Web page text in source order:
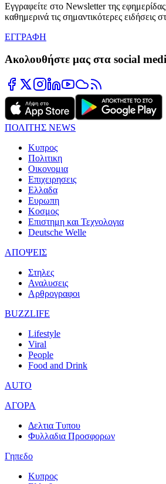
Εγγραφείτε στο Newsletter της
καθημερινά τις σημαντικότερες ειδήσεις
ΕΓΓΡΑΦΗ
Ακολουθήστε μας στα social
ΠΟΛΙΤΗΣ NEWS
Κυπρος
Πολιτικη
Οικονομια
Επιχειρησεις
Ελλαδα
Ευρωπη
Κοσμος
Επιστημη και Τεχνολογια
Deutsche Welle
ΑΠΟΨΕΙΣ
Στηλες
Αναλυσεις
Αρθρογραφοι
BUZZLIFE
Lifestyle
Viral
People
Food and Drink
AUTO
ΑΓΟΡΑ
Δελτια Τυπου
Φυλλαδια Προσφορων
Γηπεδο
Κυπρος